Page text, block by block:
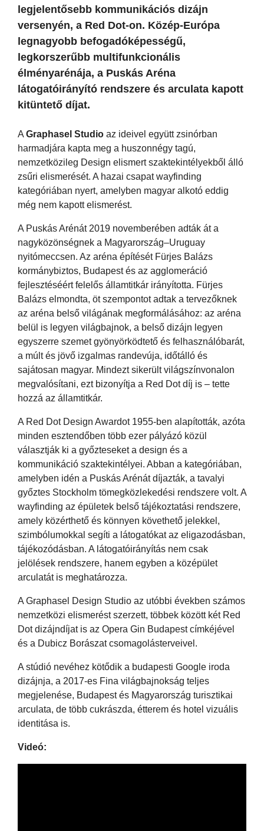
legjelentősebb kommunikációs dizájn
versenyén, a Red Dot-on. Közép-Európa
legnagyobb befogadóképességű,
legkorszerűbb multifunkcionális
élményarénája, a Puskás Aréna
látogatóirányító rendszere és arculata kapott
kitüntető díjat.
A Graphasel Studio az ideivel együtt zsinórban
harmadjára kapta meg a huszonnégy tagú,
nemzetközileg Design elismert szaktekintélyekből álló
zsűri elismerését. A hazai csapat wayfinding
kategóriában nyert, amelyben magyar alkotó eddig
még nem kapott elismerést.
A Puskás Arénát 2019 novemberében adták át a
nagyközönségnek a Magyarország–Uruguay
nyitómeccsen. Az aréna építését Fürjes Balázs
kormánybiztos, Budapest és az agglomeráció
fejlesztéséért felelős államtitkár irányította. Fürjes
Balázs elmondta, öt szempontot adtak a tervezőknek
az aréna belső világának megformálásához: az aréna
belül is legyen világbajnok, a belső dizájn legyen
egyszerre szemet gyönyörködtető és felhasználóbarát,
a múlt és jövő izgalmas randevúja, időtálló és
sajátosan magyar. Mindezt sikerült világszínvonalon
megvalósítani, ezt bizonyítja a Red Dot díj is – tette
hozzá az államtitkár.
A Red Dot Design Awardot 1955-ben alapították, azóta
minden esztendőben több ezer pályázó közül
választják ki a győzteseket a design és a
kommunikáció szaktekintélyei. Abban a kategóriában,
amelyben idén a Puskás Arénát díjazták, a tavalyi
győztes Stockholm tömegközlekedési rendszere volt. A
wayfinding az épületek belső tájékoztatási rendszere,
amely közérthető és könnyen követhető jelekkel,
szimbólumokkal segíti a látogatókat az eligazodásban,
tájékozódásban. A látogatóirányítás nem csak
jelölések rendszere, hanem egyben a középület
arculatát is meghatározza.
A Graphasel Design Studio az utóbbi években számos
nemzetközi elismerést szerzett, többek között két Red
Dot dizájndíjat is az Opera Gin Budapest címkéjével
és a Dubicz Borászat csomagolásterveivel.
A stúdió nevéhez kötődik a budapesti Google iroda
dizájnja, a 2017-es Fina világbajnokság teljes
megjelenése, Budapest és Magyarország turisztikai
arculata, de több cukrászda, étterem és hotel vizuális
identitása is.
Videó: